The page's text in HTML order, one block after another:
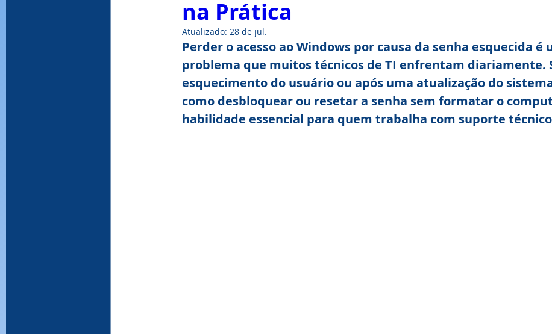
WinRAR, download WinRAR, baixar Win
na Prática
Atualizado: 28 de jul.
Perder o acesso ao Windows por causa da senha esquecida é
problema que muitos técnicos de TI enfrentam diariamente.
esquecimento do usuário ou após uma atualização do
como desbloquear ou resetar a senha sem formatar o
habilidade essencial para quem trabalha com suporte